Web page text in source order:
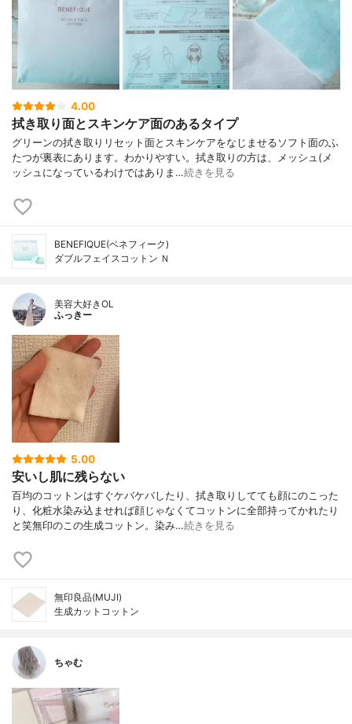
4.00
拭き取り面とスキンケア面のあるタイプ
グリーンの拭き取りリセット面とスキンケアをなじませるソフト面のふ
たつが裏表にあります。わかりやすい。拭き取りの方は、メッシュ(メ
ッシュになっているわけではありま…続きを見る
BENEFIQUE(ベネフィーク)
ダブルフェイスコットン Ｎ
美容大好きOL
ふっきー
5.00
安いし肌に残らない
百均のコットンはすぐケバケバしたり、拭き取りしてても顔にのこった
り、化粧水染み込ませれば顔じゃなくてコットンに全部持ってかれたり
と笑無印のこの生成コットン。染み…続きを見る
無印良品(MUJI)
生成カットコットン
ちゃむ